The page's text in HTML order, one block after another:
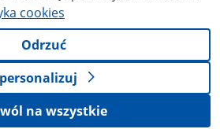
cookies
Odrzuć
na wszystkie